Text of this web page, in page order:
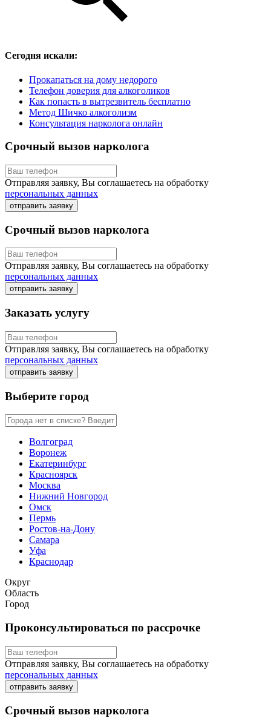
Сегодня искали:
Прокапаться на дому недорого
Телефон доверия для алкоголиков
Как попасть в вытрезвитель бесплатно
Метод Шичко алкоголизм
Консультация нарколога онлайн
Срочный вызов нарколога
Отправляя заявку, Вы соглашаетесь на обработку
персональных данных
отправить заявку
Срочный вызов нарколога
Отправляя заявку, Вы соглашаетесь на обработку
персональных данных
отправить заявку
Заказать услугу
Отправляя заявку, Вы соглашаетесь на обработку
персональных данных
отправить заявку
Выберите город
Волгоград
Воронеж
Екатеринбург
Красноярск
Москва
Нижний Новгород
Омск
Пермь
Ростов-на-Дону
Самара
Уфа
Краснодар
Округ
Область
Город
Проконсультироваться по рассрочке
Отправляя заявку, Вы соглашаетесь на обработку
персональных данных
отправить заявку
Срочный вызов нарколога